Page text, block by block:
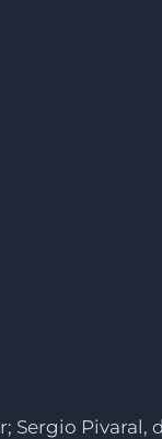
Sergio Pivaral,